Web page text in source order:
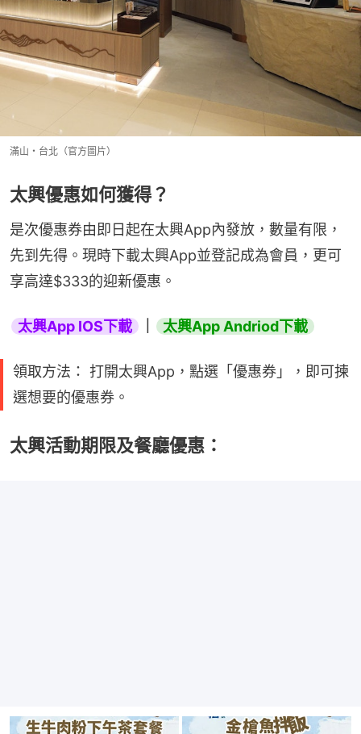
滿山・台北（官方圖片）
太興優惠如何獲得？
是次優惠券由即日起在太興App內發放，數量有限，
先到先得。現時下載太興App並登記成為會員，更可
享高達$333的迎新優惠。
太興App IOS下載 太興App Andriod下載
領取方法： 打開太興App，點選「優惠券」，即可揀
選想要的優惠券。
太興活動期限及餐廳優惠：